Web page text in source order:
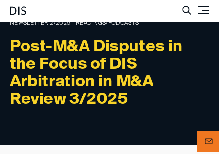
Post-M&A Disputes in
the Focus of DIS
Arbitration in M&A
Review 3/2025
NEWSLETTER 2/2025 - READINGS/PODCASTS